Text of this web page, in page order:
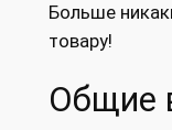
Больше
товару!
Общие